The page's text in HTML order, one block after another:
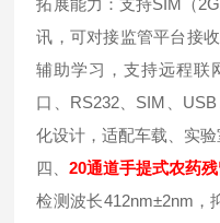
拓展能力：支持SIM（
讯，可对接监管平台接
辅助学习，支持远程联
口、RS232、SIM、
化设计，适配车载、实验
四、20通道手提式农药
检测波长412nm±2nm，